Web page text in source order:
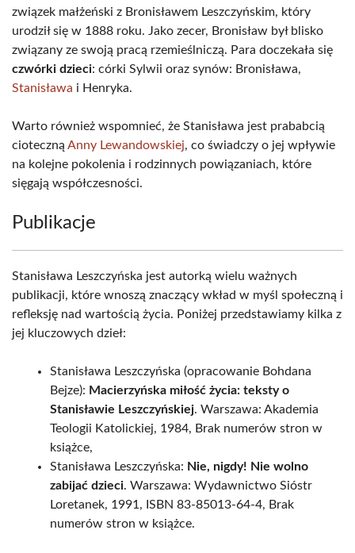
związek małżeński z Bronisławem Leszczyńskim, który
urodził się w 1888 roku. Jako zecer, Bronisław był blisko
związany ze swoją pracą rzemieślniczą. Para doczekała się
czwórki dzieci: córki Sylwii oraz synów: Bronisława,
Stanisława i Henryka.
Warto również wspomnieć, że Stanisława jest prababcią
cioteczną Anny Lewandowskiej, co świadczy o jej wpływie
na kolejne pokolenia i rodzinnych powiązaniach, które
sięgają współczesności.
Publikacje
Stanisława Leszczyńska jest autorką wielu ważnych
publikacji, które wnoszą znaczący wkład w myśl społeczną i
refleksję nad wartością życia. Poniżej przedstawiamy kilka z
jej kluczowych dzieł:
Stanisława Leszczyńska (opracowanie Bohdana
Bejze): Macierzyńska miłość życia: teksty o
Stanisławie Leszczyńskiej. Warszawa: Akademia
Teologii Katolickiej, 1984, Brak numerów stron w
książce,
Stanisława Leszczyńska: Nie, nigdy! Nie wolno
zabijać dzieci. Warszawa: Wydawnictwo Sióstr
Loretanek, 1991, ISBN 83-85013-64-4, Brak
numerów stron w książce.